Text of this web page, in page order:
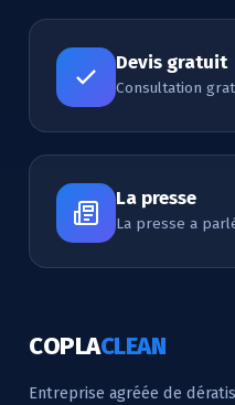
Devis gratuit
Consultation
La presse
La presse a
COPLACLEAN
Entreprise agréée de